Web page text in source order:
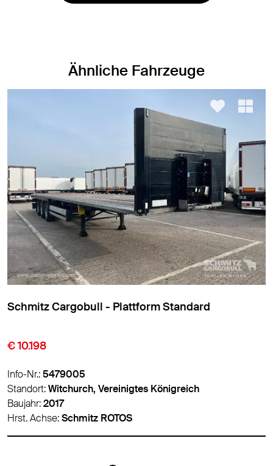
Ähnliche Fahrzeuge
- Plattform Standard
Vereinigtes Königreich
ROTOS
Leci Trailer -
Standort: